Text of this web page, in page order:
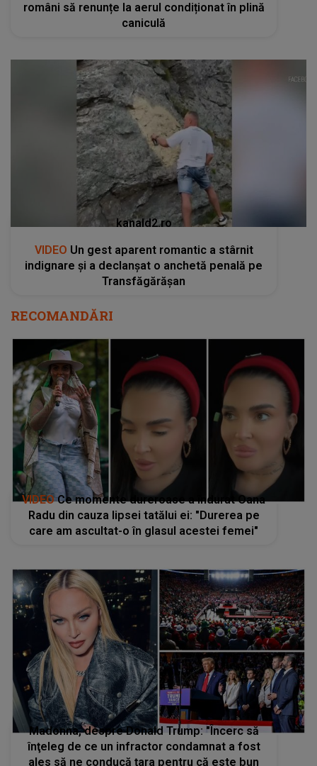
români să renunțe la aerul condiționat în plină
caniculă
kanald2.ro
VIDEO Un gest aparent romantic a stârnit
indignare și a declanșat o anchetă penală pe
Transfăgărășan
RECOMANDĂRI
VIDEOCe momente dureroase a îndurat Oana
Radu din cauza lipsei tatălui ei: "Durerea pe
care am ascultat-o în glasul acestei femei"
Madonna, despre Donald Trump: "Încerc să
înţeleg de ce un infractor condamnat a fost
ales să ne conducă ţara pentru că este bun